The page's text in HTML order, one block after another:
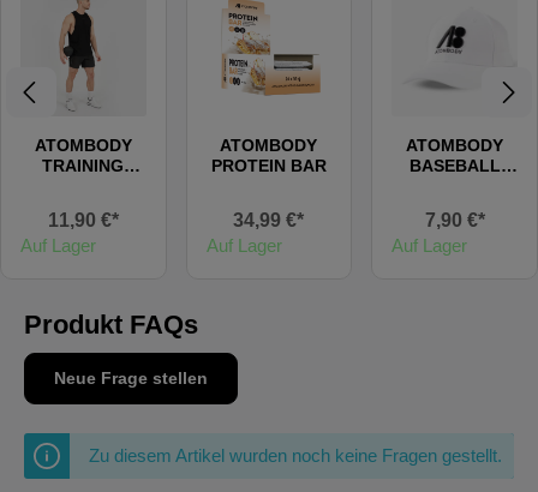
ATOMBODY
TRAINING
11,90 €*
Auf Lager
ATOMBODY
PROTEIN BAR
34,99 €*
Auf Lager
ATOMBODY
BASEBALL
7,90 €*
Auf Lager
Produkt FAQs
Neue Frage stellen
Zu diesem Artikel wurden noch keine Fragen gestellt.